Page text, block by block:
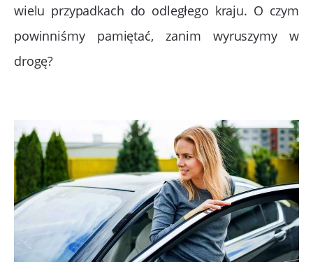
wielu przypadkach do odległego kraju. O czym
powinniśmy pamiętać, zanim wyruszymy w
drogę?